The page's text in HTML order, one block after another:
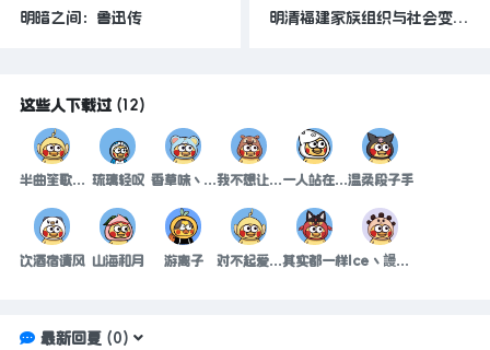
明暗之间：鲁迅传
明清福建家族组织与社会变迁（增订版）
这些人下载过(12)
半曲笙歌葬流年 琉璃轻叹 香草味丶布丁 我不想让她代替我 一人站在一万个人里的孤独温柔段子手
饮酒宿请风 山海和月 游离子 对不起爱上你是我的错其实都一样 Ice丶謾謠巴
最新回复(0)